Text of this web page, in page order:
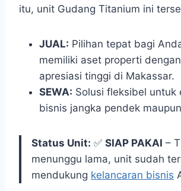
itu, unit Gudang Titanium ini
JUAL: Pilihan tepat bagi
memiliki aset properti
apresiasi tinggi di Makassar.
SEWA: Solusi fleksibel untuk
bisnis jangka pendek
Status Unit: ✅ SIAP PAKAI –
menunggu lama, unit sudah
mendukung kelancaran bisnis